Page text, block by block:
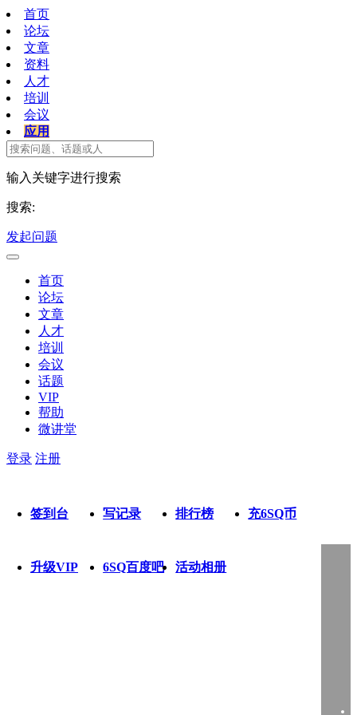
首页
论坛
文章
资料
人才
培训
会议
应用
输入关键字进行搜索
搜索:
发起问题
首页
论坛
文章
人才
培训
会议
话题
VIP
帮助
微讲堂
登录 注册
签到台 写记录 排行榜 充6SQ币
升级VIP 6SQ百度吧 活动相册